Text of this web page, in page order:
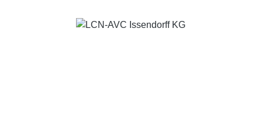
Bildergalerie überspringen